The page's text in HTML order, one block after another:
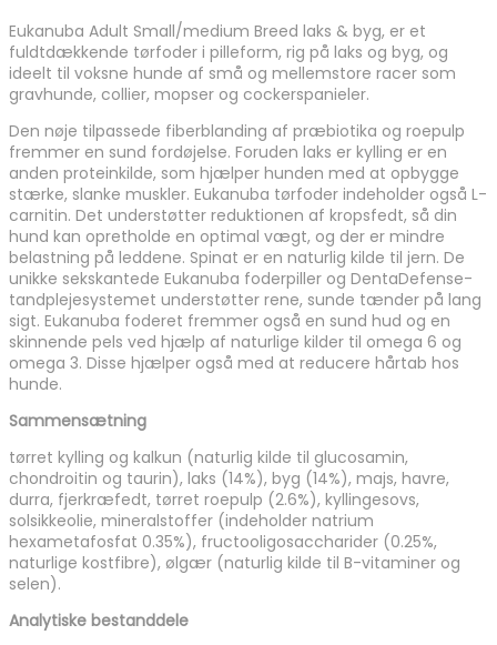
Eukanuba Adult Small/medium Breed laks & byg, er et
fuldtdækkende tørfoder i pilleform, rig på laks og byg, og
ideelt til voksne hunde af små og mellemstore racer som
gravhunde, collier, mopser og cockerspanieler.
Den nøje tilpassede fiberblanding af præbiotika og roepulp
fremmer en sund fordøjelse. Foruden laks er kylling er en
anden proteinkilde, som hjælper hunden med at opbygge
stærke, slanke muskler. Eukanuba tørfoder indeholder også L-
carnitin. Det understøtter reduktionen af kropsfedt, så din
hund kan opretholde en optimal vægt, og der er mindre
belastning på leddene. Spinat er en naturlig kilde til jern. De
unikke sekskantede Eukanuba foderpiller og DentaDefense-
tandplejesystemet understøtter rene, sunde tænder på lang
sigt. Eukanuba foderet fremmer også en sund hud og en
skinnende pels ved hjælp af naturlige kilder til omega 6 og
omega 3. Disse hjælper også med at reducere hårtab hos
hunde.
Sammensætning
tørret kylling og kalkun (naturlig kilde til glucosamin,
chondroitin og taurin), laks (14%), byg (14%), majs, havre,
durra, fjerkræfedt, tørret roepulp (2.6%), kyllingesovs,
solsikkeolie, mineralstoffer (indeholder natrium
hexametafosfat 0.35%), fructooligosaccharider (0.25%,
naturlige kostfibre), ølgær (naturlig kilde til B-vitaminer og
selen).
Analytiske bestanddele